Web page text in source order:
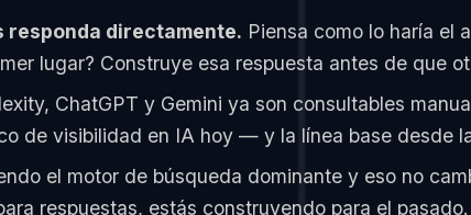
responda directamente. Piensa como lo haría el
lugar? Construye esa respuesta antes de que
ChatGPT y Gemini ya son consultables
de visibilidad en IA hoy — y la línea base desde
el motor de búsqueda dominante y eso no
respuestas, estás construyendo para el pasado.